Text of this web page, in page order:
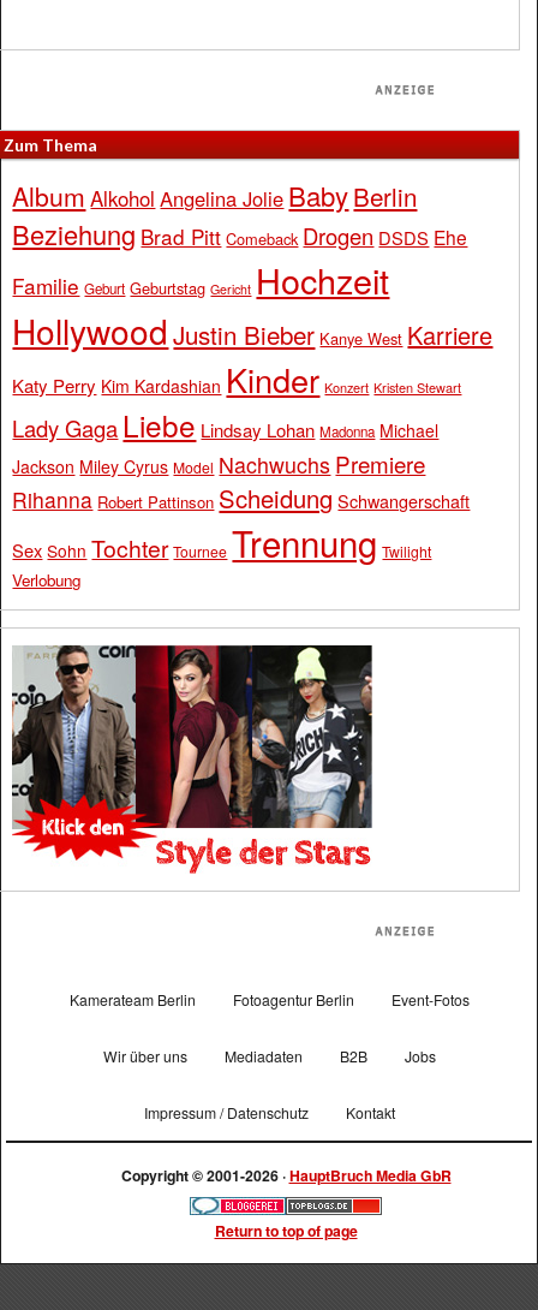
Zum Thema
Album Alkohol Angelina Jolie BabyBerlin
Beziehung Brad Pitt Comeback Drogen DSDS Ehe
Familie Geburt Geburtstag Gericht Hochzeit
Hollywood Justin Bieber Kanye West Karriere
Katy Perry Kim Kardashian Kinder Konzert Kristen Stewart
Lady Gaga Liebe Lindsay Lohan Madonna Michael
Jackson Miley Cyrus Model Nachwuchs Premiere
Rihanna Robert Pattinson Scheidung Schwangerschaft
Sex Sohn Tochter Tournee Trennung Twilight
Verlobung
Kamerateam Berlin Fotoagentur Berlin Event-Fotos
Wir über uns Mediadaten B2B Jobs
Impressum / Datenschutz Kontakt
Copyright © 2001-2026 ·HauptBruch Media GbR
Return to top of page